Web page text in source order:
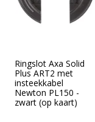
Ringslot Axa Solid
Plus ART2 met
insteekkabel
Newton PL150 -
zwart (op kaart)